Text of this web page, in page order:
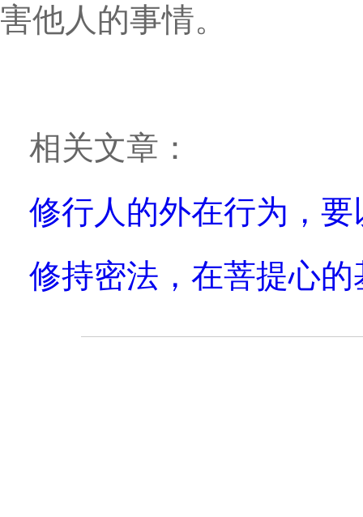
害他人的事情。
相关文章：
修行人的外在行为，
修持密法，在菩提心